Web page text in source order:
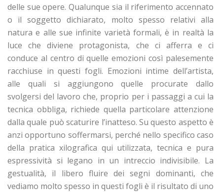
delle sue opere. Qualunque sia il riferimento accennato
o il soggetto dichiarato, molto spesso relativi alla
natura e alle sue infinite varietà formali, è in realtà la
luce che diviene protagonista, che ci afferra e ci
conduce al centro di quelle emozioni così palesemente
racchiuse in questi fogli. Emozioni intime dell’artista,
alle quali si aggiungono quelle procurate dallo
svolgersi del lavoro che, proprio per i passaggi a cui la
tecnica obbliga, richiede quella particolare attenzione
dalla quale può scaturire l’inatteso. Su questo aspetto è
anzi opportuno soffermarsi, perché nello specifico caso
della pratica xilografica qui utilizzata, tecnica e pura
espressività si legano in un intreccio indivisibile. La
gestualità, il libero fluire dei segni dominanti, che
vediamo molto spesso in questi fogli è il risultato di uno